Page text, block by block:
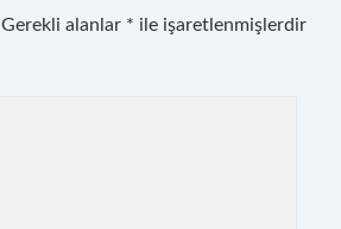
Gerekli alanlar * ile işaretlenmişlerdir